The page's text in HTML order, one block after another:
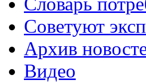
Советуют
Архив
Видео